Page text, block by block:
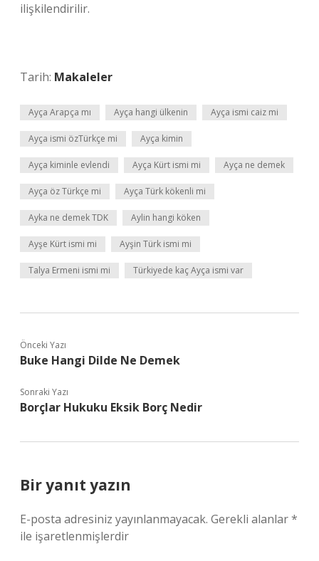
ilişkilendirilir.
Tarih: Makaleler
Ayça Arapça mı Ayça hangi ülkenin Ayça ismi caiz mi
Ayça ismi özTürkçe mi Ayça kimin
Ayça kiminle evlendi Ayça Kürt ismi mi Ayça ne demek
Ayça öz Türkçe mi Ayça Türk kökenli mi
Ayka ne demek TDK Aylin hangi köken
Ayşe Kürt ismi mi Ayşin Türk ismi mi
Talya Ermeni ismi mi Türkiyede kaç Ayça ismi var
Önceki Yazı
Buke Hangi Dilde Ne Demek
Sonraki Yazı
Borçlar Hukuku Eksik Borç Nedir
Bir yanıt yazın
E-posta adresiniz yayınlanmayacak. Gerekli alanlar*
ile işaretlenmişlerdir